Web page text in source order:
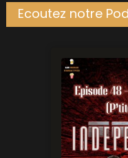
Ecoutez notre